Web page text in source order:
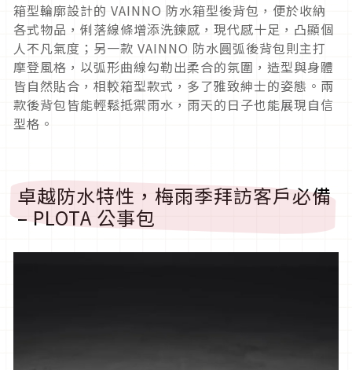
箱型輪廓設計的 VAINNO 防水箱型後背包，便於收納
各式物品，俐落線條增添洗鍊感，現代感十足，凸顯個
人不凡氣度；另一款 VAINNO 防水圓弧後背包則主打
摩登風格，以弧形曲線勾勒出柔合的氛圍，造型與身體
皆自然貼合，相較箱型款式，多了雅致紳士的姿態。兩
款後背包皆能輕鬆抵禦雨水，雨天的日子也能展現自信
型格。
卓越防水特性，梅雨季拜訪客戶必備
– PLOTA 公事包